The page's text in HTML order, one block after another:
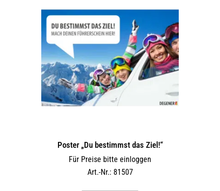
Poster „Du bestimmst das Ziel!“
Für Preise bitte einloggen
Art.-Nr.: 81507